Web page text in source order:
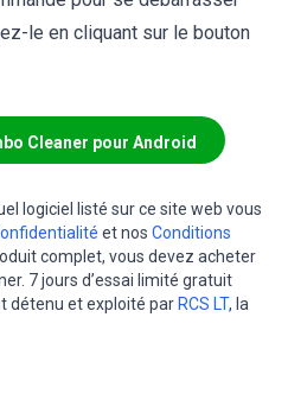
le en cliquant sur le bouton
Cleaner pour Android
logiciel listé sur ce site web vous
et nos Conditions
complet, vous devez acheter
7 jours d’essai limité gratuit
détenu et exploité par RCS LT, la